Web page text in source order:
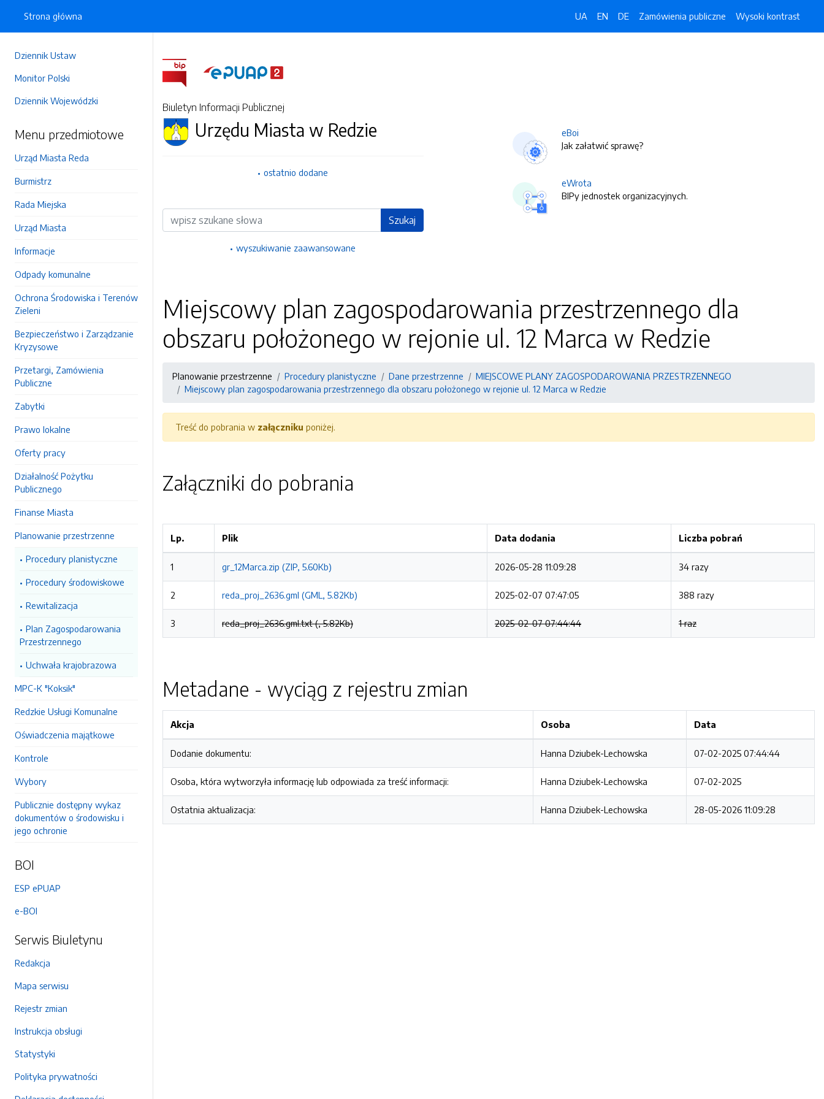
Dziennik Ustaw
Monitor Polski
Dziennik Wojewódzki
Menu przedmiotowe
Urząd Miasta Reda
Burmistrz
Rada Miejska
Urząd Miasta
Informacje
Odpady komunalne
Ochrona Środowiska i Terenów
Zieleni
Bezpieczeństwo i Zarządzanie
Kryzysowe
Przetargi, Zamówienia
Publiczne
Zabytki
Prawo lokalne
Oferty pracy
Działalność Pożytku
Publicznego
Finanse Miasta
Planowanie przestrzenne
Procedury planistyczne
Procedury środowiskowe
Rewitalizacja
Plan Zagospodarowania
Przestrzennego
Uchwała krajobrazowa
MPC-K "Koksik"
Redzkie Usługi Komunalne
Oświadczenia majątkowe
Kontrole
Wybory
Publicznie dostępny wykaz
dokumentów o środowisku i
jego ochronie
BOI
ESP ePUAP
e-BOI
Serwis Biuletynu
Redakcja
Mapa serwisu
Rejestr zmian
Instrukcja obsługi
Statystyki
Polityka prywatności
Strona główna UA EN DE Zamówienia publiczne Wysoki kontrast
Biuletyn Informacji Publicznej
Urzędu Miasta w Redzie
ostatnio dodane
Wyszukiwarka Szukaj
wyszukiwanie zaawansowane
eBoi
Jak załatwić sprawę?
eWrota
BIPy jednostek organizacyjnych.
Miejscowy plan zagospodarowania przestrzennego dla
obszaru położonego w rejonie ul. 12 Marca w Redzie
Planowanie przestrzenne Procedury planistyczne Dane przestrzenne
MIEJSCOWE PLANY ZAGOSPODAROWANIA PRZESTRZENNEGO
Miejscowy plan zagospodarowania przestrzennego dla obszaru położonego w rejonie ul. 12 Marca w Redzie
Treść do pobrania w załączniku poniżej.
Załączniki do pobrania
Lp. Plik Data dodania Liczba pobrań
1 gr_12Marca.zip (ZIP, 5.60Kb) 2026-05-28 11:09:28 34 razy
2 reda_proj_2636.gml (GML, 5.82Kb) 2025-02-07 07:47:05 388 razy
3 reda_proj_2636.gml.txt (, 5.82Kb) 2025-02-07 07:44:44 1 raz
Metadane - wyciąg z rejestru zmian
Akcja Osoba Data
Dodanie dokumentu: Hanna Dziubek-Lechowska 07-02-2025 07:44:44
Osoba, która wytworzyła informację lub odpowiada za treść informacji: Hanna Dziubek-Lechowska 07-02-2025
Ostatnia aktualizacja: Hanna Dziubek-Lechowska 28-05-2026 11:09:28